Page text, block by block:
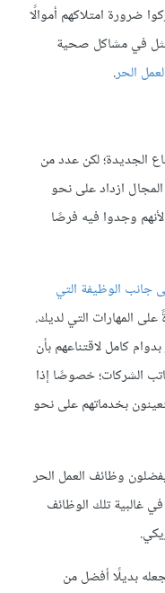
ضرورة امتلاكهم أموالًا
في مشاكل صحية
الحر.
الجديدة؛ لكن عدد من
ازداد على نحو
وجدوا فيه فرصًا
جانب الوظيفة التي
المهارات التي لديك.
كامل لاقتناعهم بأن
الشركات؛ خصوصًا إذا
بخدماتهم على نحو
وظائف العمل الحر
غالبية تلك الوظائف
بديلًا أفضل من